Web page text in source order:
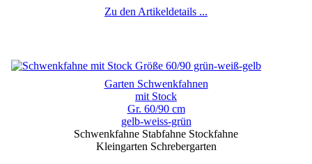
Zu den Artikeldetails ...
Garten Schwenkfahnen
mit Stock
Gr. 60/90 cm
gelb-weiss-grün
Schwenkfahne Stabfahne Stockfahne
Kleingarten Schrebergarten